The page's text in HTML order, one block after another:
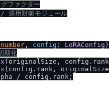
ファクター
/ 適用対象モジュール
number , config : LoRAConfig
期化
(originalSize, config. rank
(config. rank ,
/ config. rank ;